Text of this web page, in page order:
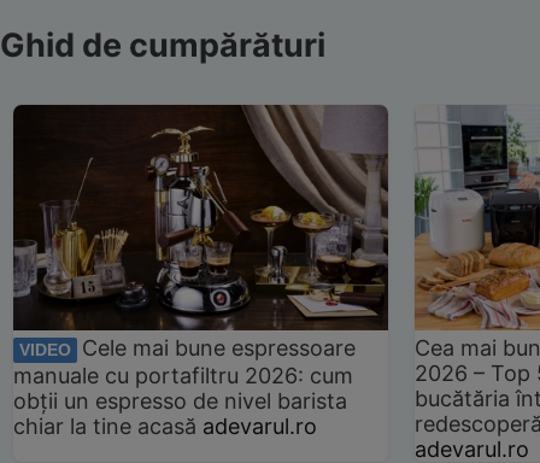
Ghid de cumpărături
VIDEO
Cele mai bune espressoare
manuale cu portafiltru 2026: cum
obții un espresso de nivel barista
chiar la tine acasă adevarul.ro
Cea mai
2026 –
bucătăria
adevarul.ro